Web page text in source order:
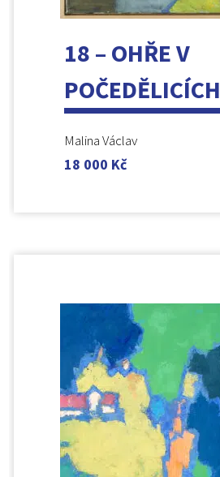
18 – OHŘE V
POČEDĚLICÍCH
Malina Václav
18 000 Kč